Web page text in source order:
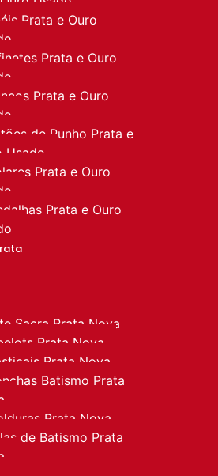
Prata e Ouro
Prata e Ouro
Prata e Ouro
de Punho Prata e
Usado
Prata e Ouro
Prata e Ouro
Sacra Prata Nova
Prata Nova
Prata Nova
Batismo Prata
Prata Nova
de Batismo Prata